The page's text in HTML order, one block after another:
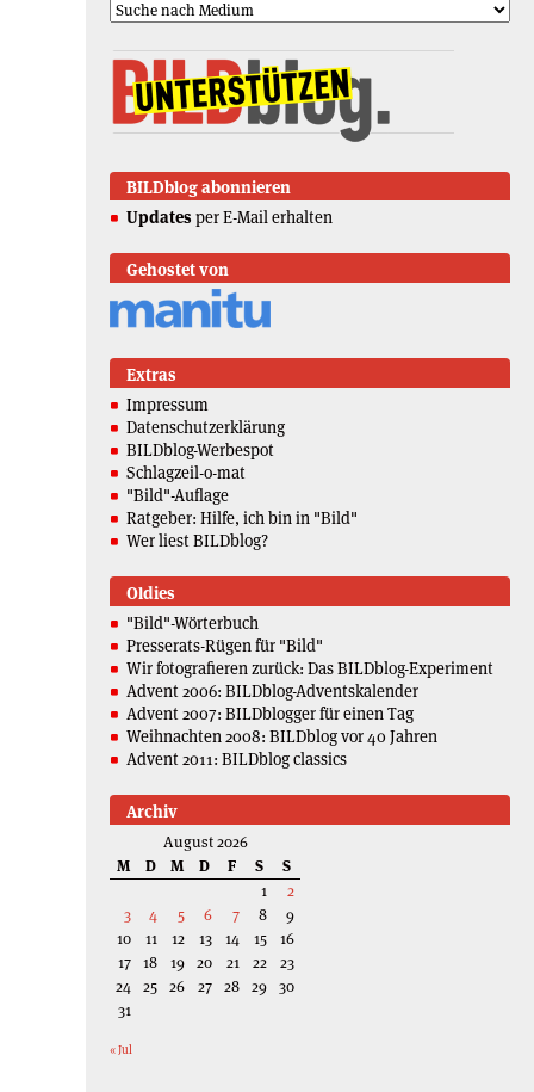
BILDblog abonnieren
Updates per E-Mail erhalten
Gehostet von
Extras
Impressum
Datenschutzerklärung
BILDblog-Werbespot
Schlagzeil-o-mat
"Bild"-Auflage
Ratgeber: Hilfe, ich bin in "Bild"
Wer liest BILDblog?
Oldies
"Bild"-Wörterbuch
Presserats-Rügen für "Bild"
Wir fotografieren zurück: Das BILDblog-Experiment
Advent 2006: BILDblog-Adventskalender
Advent 2007: BILDblogger für einen Tag
Weihnachten 2008: BILDblog vor 40 Jahren
Advent 2011: BILDblog classics
Archiv
August 2026
M
D M D F S
S
1
2
3
4 5 6 7 8
9
10
11 12 13 14 15
16
17 18 19 20 21 22
23
24 25 26 27 28 29 30
31
« Jul